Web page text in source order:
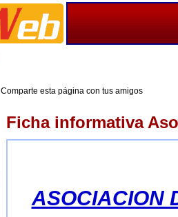
Comparte esta página con tus amigos
Ficha informativa
ASOCIACION